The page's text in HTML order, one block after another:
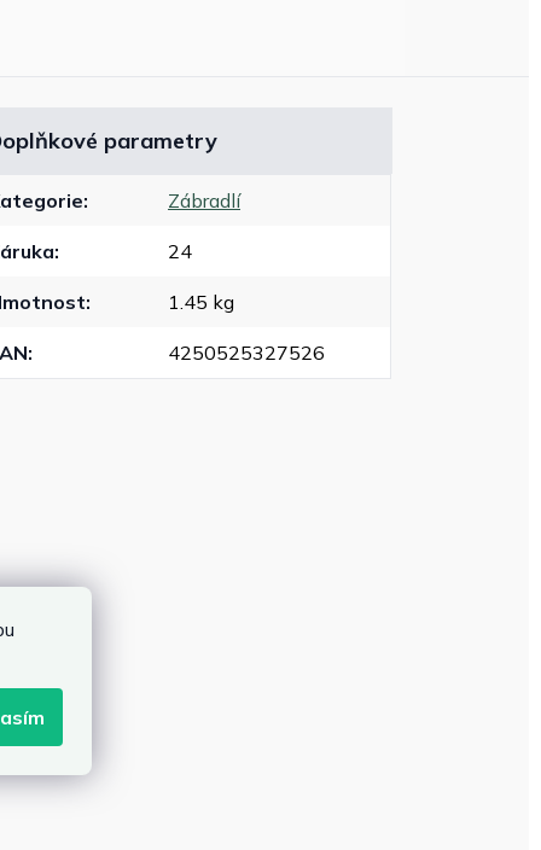
parametry
: Zábradlí
: 24
: 1.45 kg
: 4250525327526